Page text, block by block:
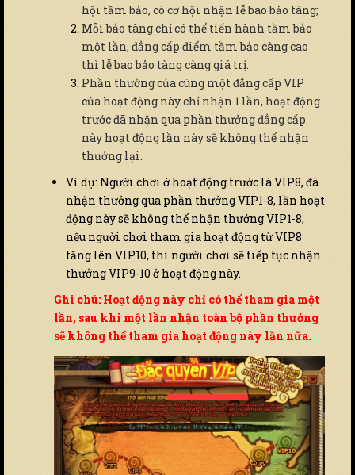
hội tầm bảo, có cơ hội nhận lễ bao bảo tàng;
Mỗi bảo tàng chỉ có thể tiến hành tầm bảo
một lần, đẳng cấp điểm tầm bảo càng cao
thì lễ bao bảo tàng càng giá trị.
Phần thưởng của cùng một đẳng cấp VIP
của hoạt động này chỉ nhận 1 lần, hoạt động
trước đã nhận qua phần thưởng đẳng cấp
này hoạt động lần này sẽ không thể nhận
thưởng lại.
Ví dụ: Người chơi ở hoạt động trước là VIP8, đã
nhận thưởng qua phần thưởng VIP1-8, lần hoạt
động này sẽ không thể nhận thưởng VIP1-8,
nếu người chơi tham gia hoạt động từ VIP8
tăng lên VIP10, thì người chơi sẽ tiếp tục nhận
thưởng VIP9-10 ở hoạt động này.
Ghi chú: Hoạt động này chỉ có thể tham gia một
lần, sau khi một lần nhận toàn bộ phần thưởng
sẽ không thể tham gia hoạt động này lần nữa.